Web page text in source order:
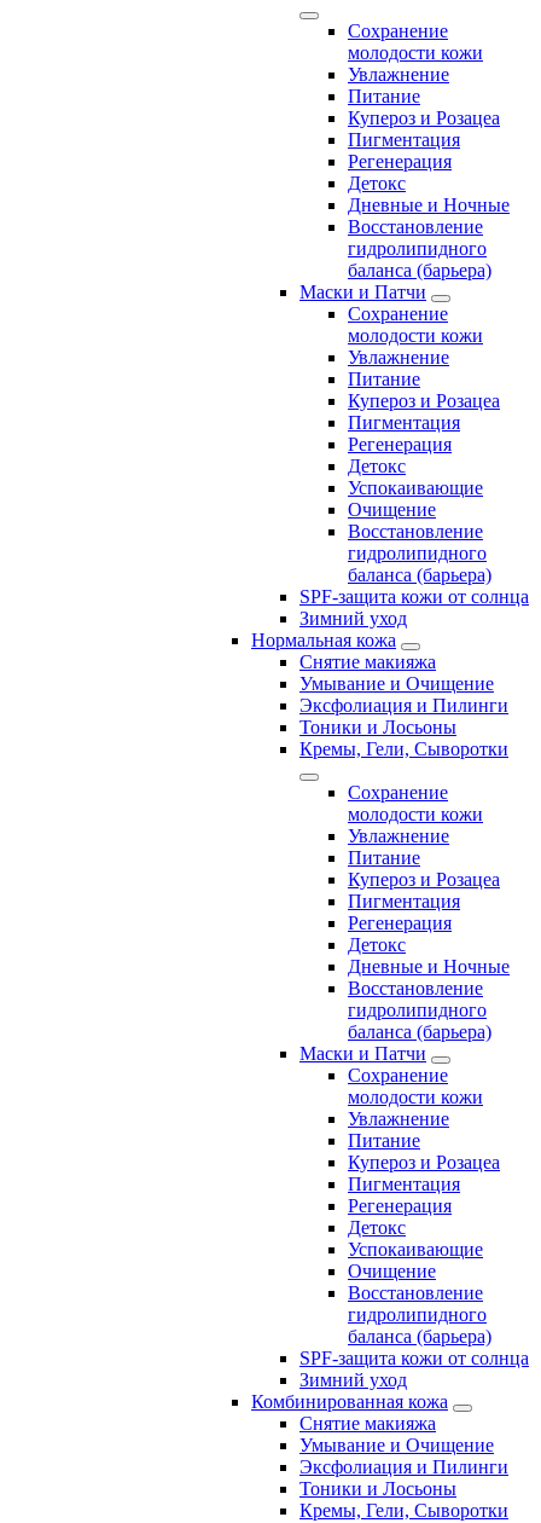
Сохранение
молодости кожи
Увлажнение
Питание
Купероз и Розацеа
Пигментация
Регенерация
Детокс
Дневные и Ночные
Восстановление
гидролипидного
баланса (барьера)
Маски и Патчи
Сохранение
молодости кожи
Увлажнение
Питание
Купероз и Розацеа
Пигментация
Регенерация
Детокс
Успокаивающие
Очищение
Восстановление
гидролипидного
баланса (барьера)
SPF-защита кожи от солнца
Зимний уход
Нормальная кожа
Снятие макияжа
Умывание и Очищение
Эксфолиация и Пилинги
Тоники и Лосьоны
Кремы, Гели, Сыворотки
Сохранение
молодости кожи
Увлажнение
Питание
Купероз и Розацеа
Пигментация
Регенерация
Детокс
Дневные и Ночные
Восстановление
гидролипидного
баланса (барьера)
Маски и Патчи
Сохранение
молодости кожи
Увлажнение
Питание
Купероз и Розацеа
Пигментация
Регенерация
Детокс
Успокаивающие
Очищение
Восстановление
гидролипидного
баланса (барьера)
SPF-защита кожи от солнца
Зимний уход
Комбинированная кожа
Снятие макияжа
Умывание и Очищение
Эксфолиация и Пилинги
Тоники и Лосьоны
Кремы, Гели, Сыворотки